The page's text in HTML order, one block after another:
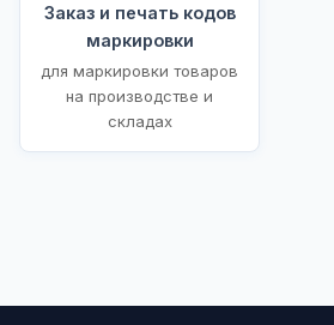
Заказ и печать кодов
маркировки
для маркировки товаров
на производстве и
складах